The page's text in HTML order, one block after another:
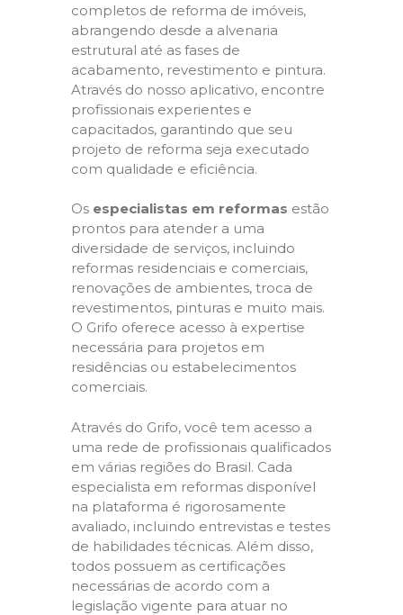
completos de reforma de imóveis,
abrangendo desde a alvenaria
estrutural até as fases de
acabamento, revestimento e pintura.
Através do nosso aplicativo, encontre
profissionais experientes e
capacitados, garantindo que seu
projeto de reforma seja executado
com qualidade e eficiência.
Os especialistas em reformas estão
prontos para atender a uma
diversidade de serviços, incluindo
reformas residenciais e comerciais,
renovações de ambientes, troca de
revestimentos, pinturas e muito mais.
O Grifo oferece acesso à expertise
necessária para projetos em
residências ou estabelecimentos
comerciais.
Através do Grifo, você tem acesso a
uma rede de profissionais qualificados
em várias regiões do Brasil. Cada
especialista em reformas disponível
na plataforma é rigorosamente
avaliado, incluindo entrevistas e testes
de habilidades técnicas. Além disso,
todos possuem as certificações
necessárias de acordo com a
legislação vigente para atuar no